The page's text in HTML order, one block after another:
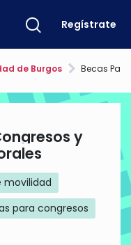
Regístrate
de Burgos Becas
y
movilidad
para congresos